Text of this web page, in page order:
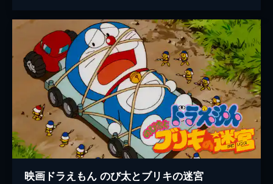
映画ドラえもん のび太とブリキの迷宮